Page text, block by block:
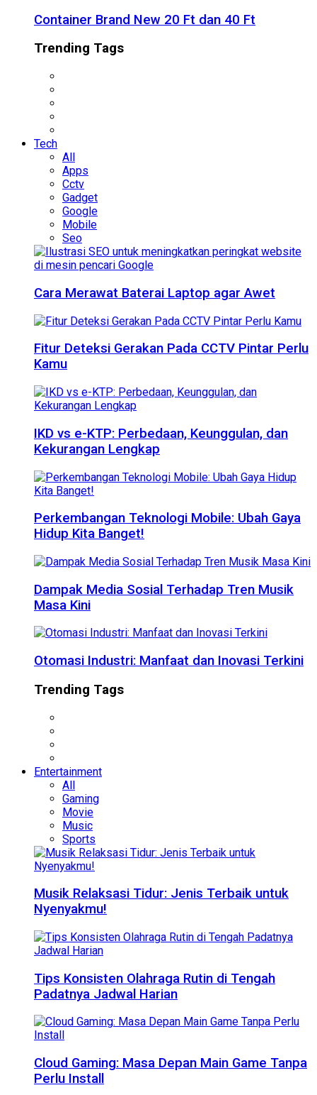
Container Brand New 20 Ft dan 40 Ft
Trending Tags
Tech
All
Apps
Cctv
Gadget
Google
Mobile
Seo
Cara Merawat Baterai Laptop agar Awet
Fitur Deteksi Gerakan Pada CCTV Pintar Perlu
Kamu
IKD vs e-KTP: Perbedaan, Keunggulan, dan
Kekurangan Lengkap
Perkembangan Teknologi Mobile: Ubah Gaya
Hidup Kita Banget!
Dampak Media Sosial Terhadap Tren Musik
Masa Kini
Otomasi Industri: Manfaat dan Inovasi Terkini
Trending Tags
Entertainment
All
Gaming
Movie
Music
Sports
Musik Relaksasi Tidur: Jenis Terbaik untuk
Nyenyakmu!
Tips Konsisten Olahraga Rutin di Tengah
Padatnya Jadwal Harian
Cloud Gaming: Masa Depan Main Game Tanpa
Perlu Install